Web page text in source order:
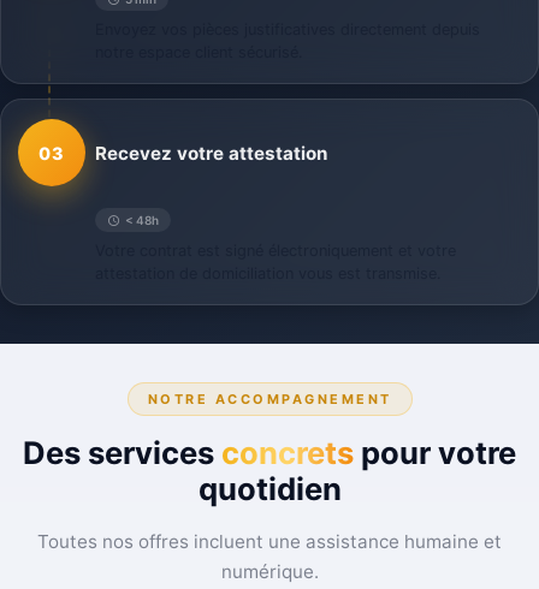
03
< 48h
Recevez votre attestation
NOTRE ACCOMPAGNEMENT
Des services concrets pour votre
quotidien
Toutes nos offres incluent une assistance humaine et
numérique.